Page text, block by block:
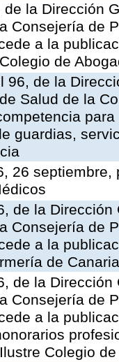
la Dirección
Consejería de
a la
de
96, de la
Salud de la
guardias,
26
de la
Consejería de
a la
de
de la
Consejería de
a la
Colegio